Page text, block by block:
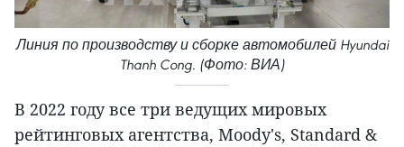
Линия по производству и сборке автомобилей Hyundai
Thanh Cong. (Фото: ВИА)
В 2022 году все три ведущих мировых
рейтинговых агентства, Moody's, Standard &